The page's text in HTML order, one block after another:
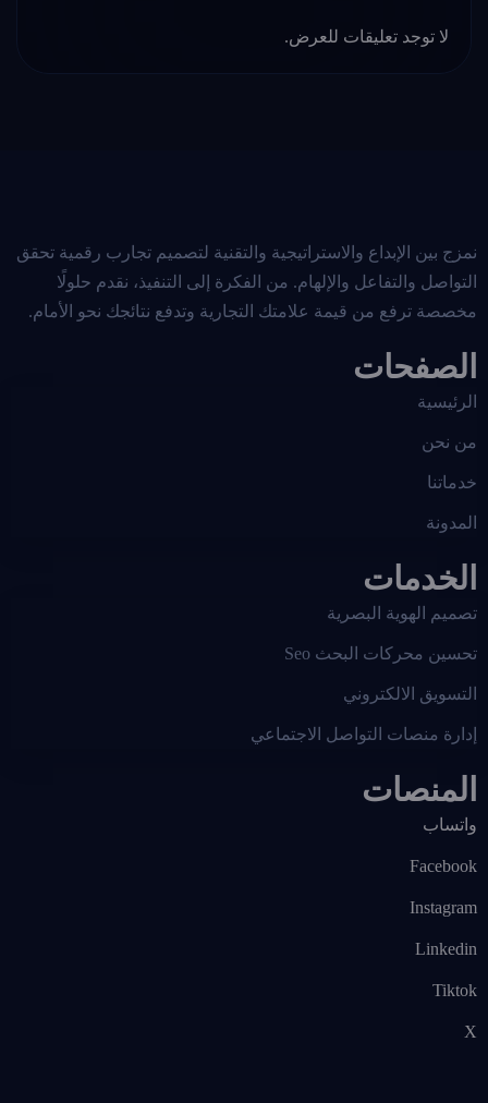
لا توجد تعليقات للعرض.
نمزج بين الإبداع والاستراتيجية والتقنية لتصميم تجارب رقمية تحقق
التواصل والتفاعل والإلهام. من الفكرة إلى التنفيذ، نقدم حلولًا
مخصصة ترفع من قيمة علامتك التجارية وتدفع نتائجك نحو الأمام.
الصفحات
الرئيسية
من نحن
خدماتنا
المدونة
الخدمات
تصميم الهوية البصرية
تحسين محركات البحث Seo
التسويق الالكتروني
إدارة منصات التواصل الاجتماعي
المنصات
واتساب
Facebook
Instagram
Linkedin
Tiktok
X